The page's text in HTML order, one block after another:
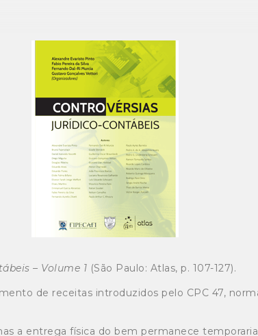
– Volume 1 (São Paulo: Atlas, p. 107-127).
de receitas introduzidos pelo CPC 47,
a entrega física do bem permanece